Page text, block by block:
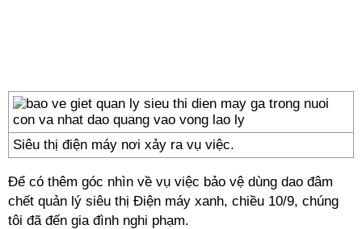
Siêu thị điện máy nơi xảy ra vụ việc.
Để có thêm góc nhìn về vụ việc bảo vệ dùng dao đâm
chết quản lý siêu thị Điện máy xanh, chiều 10/9, chúng
tôi đã đến gia đình nghi phạm.